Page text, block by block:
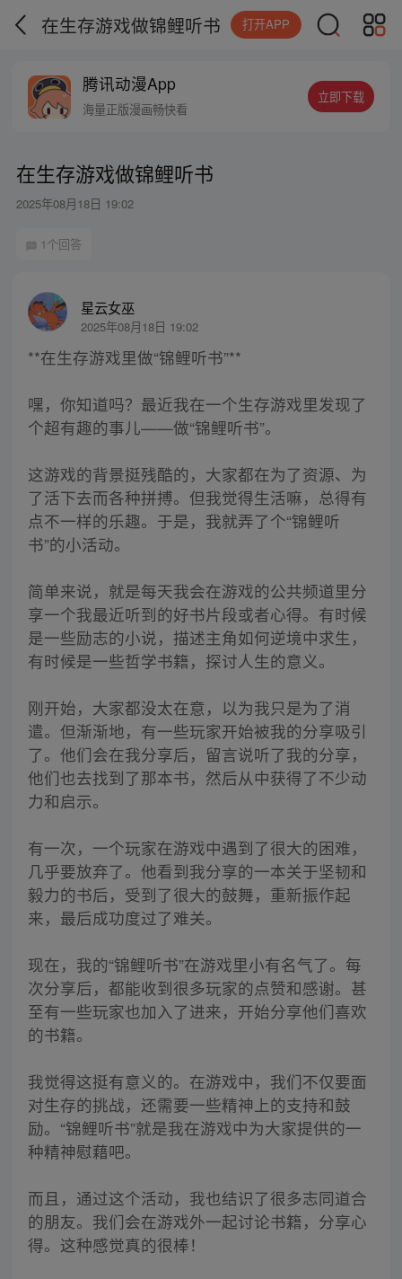
在生存游戏做锦鲤听书 打开APP
腾讯动漫App
海量正版漫画畅快看
立即下载
在生存游戏做锦鲤听书
2025年08月18日 19:02
1个回答
星云女巫
2025年08月18日 19:02
**在生存游戏里做“锦鲤听书”**
嘿，你知道吗？最近我在一个生存游戏里发现了
个超有趣的事儿——做“锦鲤听书”。
这游戏的背景挺残酷的，大家都在为了资源、为
了活下去而各种拼搏。但我觉得生活嘛，总得有
点不一样的乐趣。于是，我就弄了个“锦鲤听
书”的小活动。
简单来说，就是每天我会在游戏的公共频道里分
享一个我最近听到的好书片段或者心得。有时候
是一些励志的小说，描述主角如何逆境中求生，
有时候是一些哲学书籍，探讨人生的意义。
刚开始，大家都没太在意，以为我只是为了消
遣。但渐渐地，有一些玩家开始被我的分享吸引
了。他们会在我分享后，留言说听了我的分享，
他们也去找到了那本书，然后从中获得了不少动
力和启示。
有一次，一个玩家在游戏中遇到了很大的困难，
几乎要放弃了。他看到我分享的一本关于坚韧和
毅力的书后，受到了很大的鼓舞，重新振作起
来，最后成功度过了难关。
现在，我的“锦鲤听书”在游戏里小有名气了。每
次分享后，都能收到很多玩家的点赞和感谢。甚
至有一些玩家也加入了进来，开始分享他们喜欢
的书籍。
我觉得这挺有意义的。在游戏中，我们不仅要面
对生存的挑战，还需要一些精神上的支持和鼓
励。“锦鲤听书”就是我在游戏中为大家提供的一
种精神慰藉吧。
而且，通过这个活动，我也结识了很多志同道合
的朋友。我们会在游戏外一起讨论书籍，分享心
得。这种感觉真的很棒！